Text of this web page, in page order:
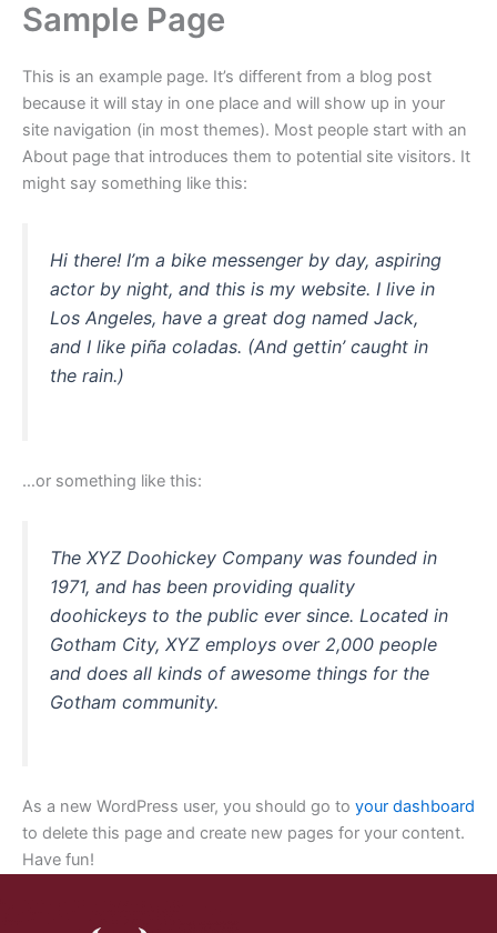
Aller
contenu
Sample Page
This is an example page. It’s different from a blog post
because it will stay in one place and will show up in your
site navigation (in most themes). Most people start with an
About page that introduces them to potential site visitors. It
might say something like this:
Hi there! I’m a bike messenger by day, aspiring
actor by night, and this is my website. I live in
Los Angeles, have a great dog named Jack,
and I like piña coladas. (And gettin’ caught in
the rain.)
…or something like this:
The XYZ Doohickey Company was founded in
1971, and has been providing quality
doohickeys to the public ever since. Located in
Gotham City, XYZ employs over 2,000 people
and does all kinds of awesome things for the
Gotham community.
As a new WordPress user, you should go to your dashboard
to delete this page and create new pages for your content.
Have fun!